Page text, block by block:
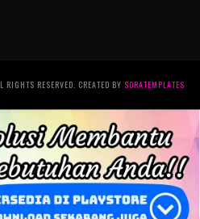
RESERVED. CREATED BY SORATEMPLATES